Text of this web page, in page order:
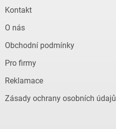
Kontakt
O nás
Obchodní podmínky
Pro firmy
Reklamace
Zásady ochrany osobních údajů